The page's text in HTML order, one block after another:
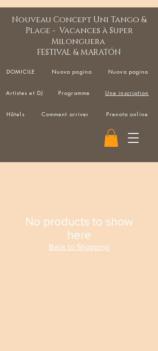
Nouveau Concept Uni Tango &
Plage - Vacances à Super
Milonguera
FESTIVAL & MARATÓN
DOMICILE Nuova pagina Nuova pagina
Artistes et DJ Programme Une inscription
Hôtels Comment arriver Prenota online
No products to show
here
Back to Shopping